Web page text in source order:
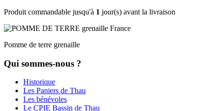
Produit commandable jusqu'à 1 jour(s) avant la livraison
Pomme de terre grenaille
Qui sommes-nous ?
Historique
Les Paniers de Thau
Les bénévoles
Le CPIE Bassin de Thau